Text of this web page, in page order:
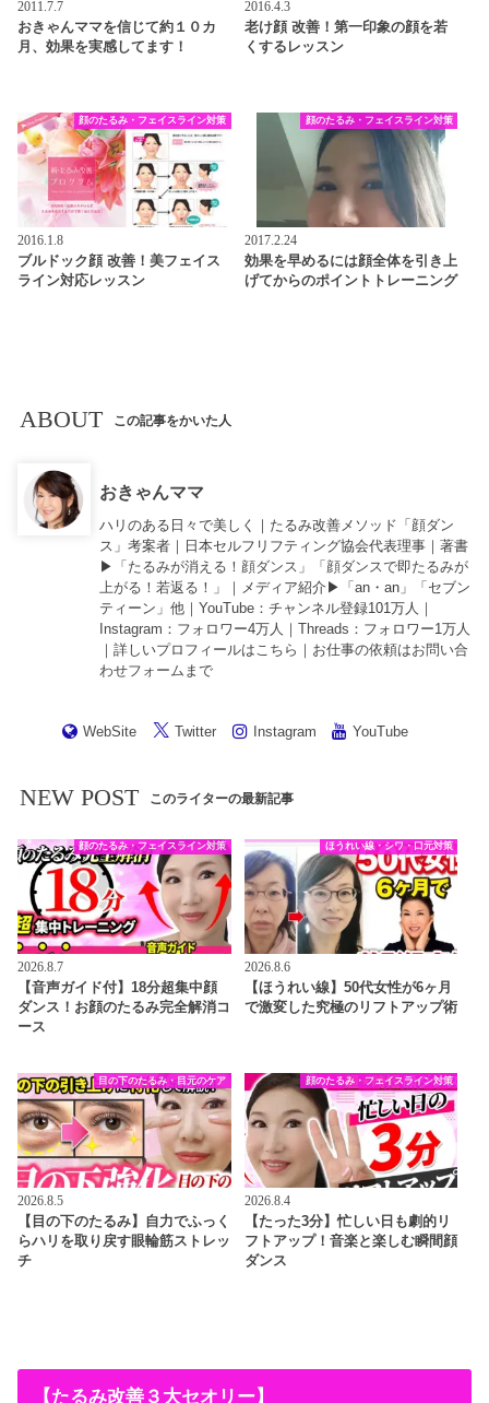
2011.7.7
おきゃんママを信じて約１０カ
月、効果を実感してます！
2016.4.3
老け顔 改善！第一印象の顔を若
くするレッスン
顔のたるみ・フェイスライン対策
2016.1.8
ブルドック顔 改善！美フェイス
ライン対応レッスン
顔のたるみ・フェイスライン対策
2017.2.24
効果を早めるには顔全体を引き上
げてからのポイントトレーニング
ABOUT この記事をかいた人
おきゃんママ
ハリのある日々で美しく｜たるみ改善メソッド「顔ダン
ス」考案者｜日本セルフリフティング協会代表理事｜著書
▶︎「たるみが消える！顔ダンス 」「顔ダンスで即たるみが
上がる！若返る！ 」｜メディア紹介▶︎「an・an」「セブン
ティーン」他｜YouTube ：チャンネル登録101万人｜
Instagram ：フォロワー4万人｜Threads ：フォロワー1万人
｜詳しいプロフィールは こちら ｜お仕事の依頼はお問い合
わせフォーム まで
WebSite Twitter Instagram YouTube
NEW POST このライターの最新記事
顔のたるみ・フェイスライン対策
2026.8.7
【音声ガイド付】18分超集中顔
ダンス！お顔のたるみ完全解消コ
ース
ほうれい線・シワ・口元対策
2026.8.6
【ほうれい線】50代女性が6ヶ月
で激変した究極のリフトアップ術
目の下のたるみ・目元のケア
2026.8.5
【目の下のたるみ】自力でふっく
らハリを取り戻す眼輪筋ストレッ
チ
顔のたるみ・フェイスライン対策
2026.8.4
【たった3分】忙しい日も劇的リ
フトアップ！音楽と楽しむ瞬間顔
ダンス
【たるみ改善３大セオリー】